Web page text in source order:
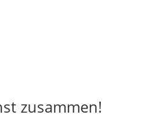
zusammen!